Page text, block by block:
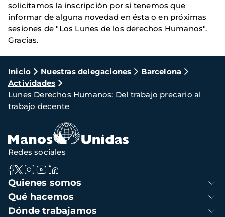
solicitamos la inscripción por si tenemos que
informar de alguna novedad en ésta o en próximas
sesiones de "Los Lunes de los derechos Humanos".
Gracias.
Ruta
de
navegación
Inicio Nuestras delegaciones
Barcelona
Actividades
Lunes Derechos Humanos: Del trabajo precario al
trabajo decente
Navegación
principal
Quienes somos
Qué hacemos
Dónde trabajamos
Redes sociales